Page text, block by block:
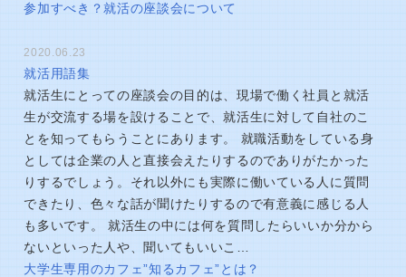
参加すべき？就活の座談会について
2020.06.23
就活用語集
就活生にとっての座談会の目的は、現場で働く社員と就活
生が交流する場を設けることで、就活生に対して自社のこ
とを知ってもらうことにあります。 就職活動をしている身
としては企業の人と直接会えたりするのでありがたかった
りするでしょう。それ以外にも実際に働いている人に質問
できたり、色々な話が聞けたりするので有意義に感じる人
も多いです。 就活生の中には何を質問したらいいか分から
ないといった人や、聞いてもいいこ…
大学生専用のカフェ”知るカフェ”とは？